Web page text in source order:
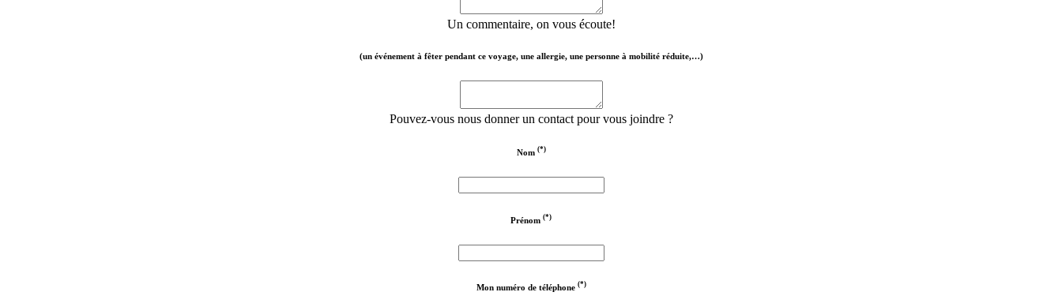
Un commentaire, on vous écoute!
(un événement à fêter pendant ce voyage, une allergie, une personne à mobilité réduite,…)
Pouvez-vous nous donner un contact pour vous joindre ?
Nom (*)
Prénom (*)
Mon numéro de téléphone (*)